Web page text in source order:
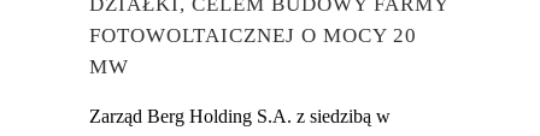
FOTOWOLTAICZNEJ O MOCY 20
MW
Zarząd Berg Holding S.A. z siedzibą w